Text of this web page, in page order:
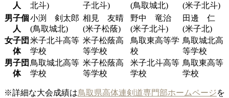
人
北斗)
子北斗)
(鳥取城北)
(米子北斗)
男子個
人
小渕 剣太郎
(鳥取城北)
相見 友晴
(米子松蔭)
野中 竜治
(米子北斗)
田邊 仁
(米子北)
女子団
体
米子北斗高等
学校
米子松蔭高
等学校
鳥取東高等学
校
鳥取城北高
等学校
男子団
体
鳥取城北高等
学校
米子松蔭高
等学校
米子北斗高等
学校
鳥取東高等
学校
※詳細な大会成績は鳥取県高体連剣道専門部ホームページを